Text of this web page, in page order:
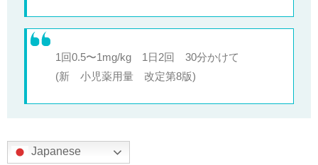
1回0.5〜1mg/kg 1日2回 30分かけて
(新 小児薬用量 改定第8版)
Japanese